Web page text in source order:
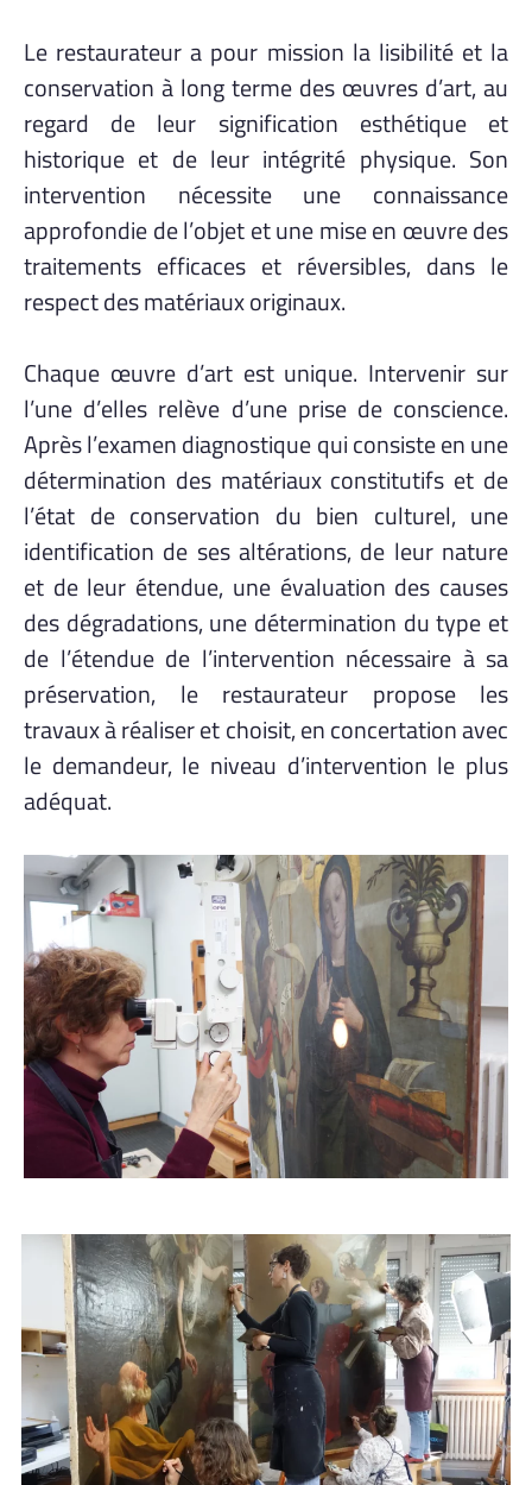
Le restaurateur a pour mission la lisibilité et la
conservation à long terme des œuvres d’art, au
regard de leur signification esthétique et
historique et de leur intégrité physique. Son
intervention nécessite une connaissance
approfondie de l’objet et une mise en œuvre des
traitements efficaces et réversibles, dans le
respect des matériaux originaux.
Chaque œuvre d’art est unique. Intervenir sur
l’une d’elles relève d’une prise de conscience.
Après l’examen diagnostique qui consiste en une
détermination des matériaux constitutifs et de
l’état de conservation du bien culturel, une
identification de ses altérations, de leur nature
et de leur étendue, une évaluation des causes
des dégradations, une détermination du type et
de l’étendue de l’intervention nécessaire à sa
préservation, le restaurateur propose les
travaux à réaliser et choisit, en concertation avec
le demandeur, le niveau d’intervention le plus
adéquat.